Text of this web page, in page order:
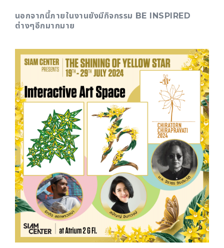
นอกจากนี้ภายในงานยังมีกิจกรรม BE INSPIRED
ต่างๆอีกมากมาย